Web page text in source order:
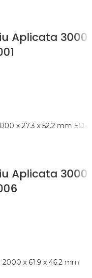
Aplicata 3000
Aplicata 3000